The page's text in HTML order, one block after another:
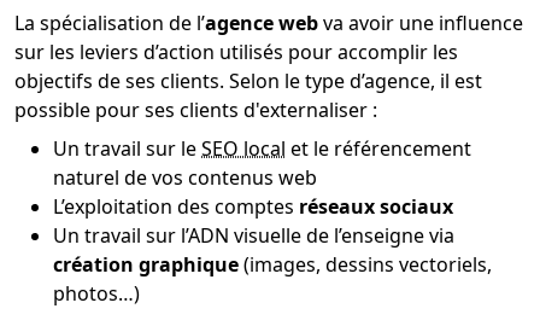
La spécialisation de l’agence webva avoir une influence
sur les leviers d’action utilisés pour accomplir les
objectifs de ses clients. Selon le type d’agence, il est
possible pour ses clients d'externaliser :
Un travail sur leSEO local et le référencement
naturel de vos contenus web
L’exploitation des comptes réseaux sociaux
Un travail sur l’ADN visuelle de l’enseigne via
création graphique(images, dessins vectoriels,
photos…)